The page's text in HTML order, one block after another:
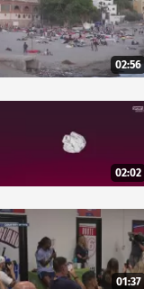
02:56
02:02
01:37